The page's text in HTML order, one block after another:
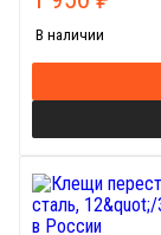
В наличии